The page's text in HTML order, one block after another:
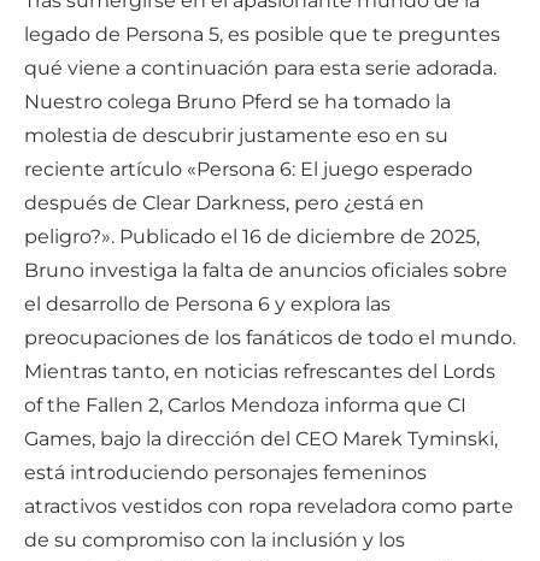
legado de Persona 5, es posible que te preguntes
qué viene a continuación para esta serie adorada.
Nuestro colega Bruno Pferd se ha tomado la
molestia de descubrir justamente eso en su
reciente artículo «Persona 6: El juego esperado
después de Clear Darkness, pero ¿está en
peligro?». Publicado el 16 de diciembre de 2025,
Bruno investiga la falta de anuncios oficiales sobre
el desarrollo de Persona 6 y explora las
preocupaciones de los fanáticos de todo el mundo.
Mientras tanto, en noticias refrescantes del Lords
of the Fallen 2, Carlos Mendoza informa que CI
Games, bajo la dirección del CEO Marek Tyminski,
está introduciendo personajes femeninos
atractivos vestidos con ropa reveladora como parte
de su compromiso con la inclusión y los